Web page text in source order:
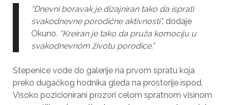
“Dnevni boravak je dizajniran tako da isprati
svakodnevne porodične aktivnosti”,dodaje
Okuno. “Kreiran je tako da pruža komociju u
svakodnevnom životu porodice.”
Stepenice vode do galerije na prvom spratu koja
preko dugačkog hodnika gleda na prostorije ispod.
Visoko pozicionirani prozori celom spratnom visinom